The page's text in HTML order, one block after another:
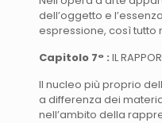
dell’oggetto e
espressione, così tutto
Capitolo 7° : IL
Il nucleo più proprio
a differenza dei
nell’ambito della